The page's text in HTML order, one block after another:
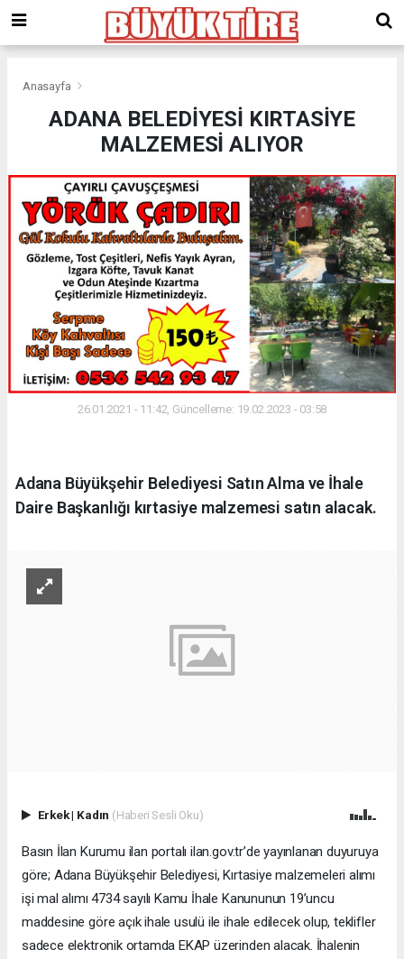
giriş
kingroyal
Anasayfa
ADANA BELEDİYESİ KIRTASİYE
MALZEMESİ ALIYOR
26.01.2021 - 11:42, Güncelleme: 19.02.2023 - 03:58
Adana Büyükşehir Belediyesi Satın Alma ve İhale
Daire Başkanlığı kırtasiye malzemesi satın alacak.
Erkek| Kadın (Haberi Sesli Oku)
Basın İlan Kurumu ilan portalı ilan.gov.tr’de yayınlanan duyuruya
göre; Adana Büyükşehir Belediyesi, Kırtasiye malzemeleri alımı
işi mal alımı 4734 sayılı Kamu İhale Kanununun 19’uncu
maddesine göre açık ihale usulü ile ihale edilecek olup, teklifler
sadece elektronik ortamda EKAP üzerinden alacak. İhalenin